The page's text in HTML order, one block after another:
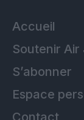
Accueil
Soutenir Air
S’abonner
Espace
Contact